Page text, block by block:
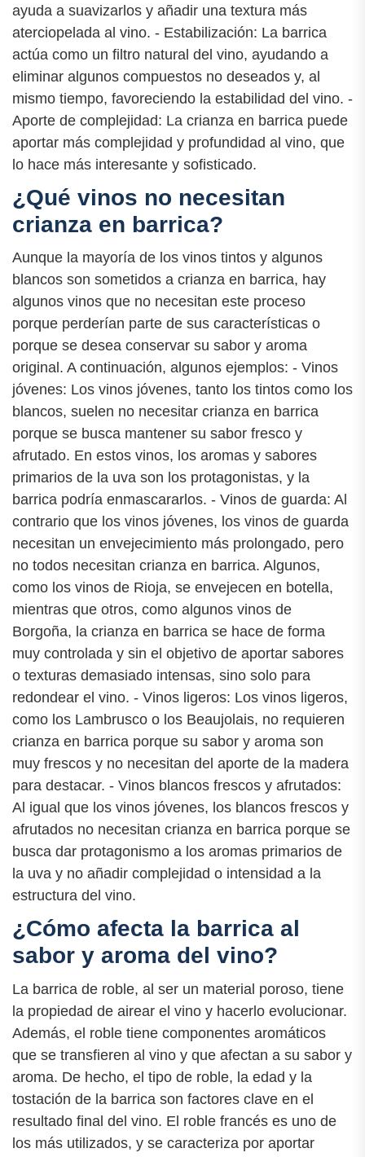
ayuda a suavizarlos y añadir una textura más
aterciopelada al vino. - Estabilización: La barrica
actúa como un filtro natural del vino, ayudando a
eliminar algunos compuestos no deseados y, al
mismo tiempo, favoreciendo la estabilidad del vino. -
Aporte de complejidad: La crianza en barrica puede
aportar más complejidad y profundidad al vino, que
lo hace más interesante y sofisticado.
¿Qué vinos no necesitan
crianza en barrica?
Aunque la mayoría de los vinos tintos y algunos
blancos son sometidos a crianza en barrica, hay
algunos vinos que no necesitan este proceso
porque perderían parte de sus características o
porque se desea conservar su sabor y aroma
original. A continuación, algunos ejemplos: - Vinos
jóvenes: Los vinos jóvenes, tanto los tintos como los
blancos, suelen no necesitar crianza en barrica
porque se busca mantener su sabor fresco y
afrutado. En estos vinos, los aromas y sabores
primarios de la uva son los protagonistas, y la
barrica podría enmascararlos. - Vinos de guarda: Al
contrario que los vinos jóvenes, los vinos de guarda
necesitan un envejecimiento más prolongado, pero
no todos necesitan crianza en barrica. Algunos,
como los vinos de Rioja, se envejecen en botella,
mientras que otros, como algunos vinos de
Borgoña, la crianza en barrica se hace de forma
muy controlada y sin el objetivo de aportar sabores
o texturas demasiado intensas, sino solo para
redondear el vino. - Vinos ligeros: Los vinos ligeros,
como los Lambrusco o los Beaujolais, no requieren
crianza en barrica porque su sabor y aroma son
muy frescos y no necesitan del aporte de la madera
para destacar. - Vinos blancos frescos y afrutados:
Al igual que los vinos jóvenes, los blancos frescos y
afrutados no necesitan crianza en barrica porque se
busca dar protagonismo a los aromas primarios de
la uva y no añadir complejidad o intensidad a la
estructura del vino.
¿Cómo afecta la barrica al
sabor y aroma del vino?
La barrica de roble, al ser un material poroso, tiene
la propiedad de airear el vino y hacerlo evolucionar.
Además, el roble tiene componentes aromáticos
que se transfieren al vino y que afectan a su sabor y
aroma. De hecho, el tipo de roble, la edad y la
tostación de la barrica son factores clave en el
resultado final del vino. El roble francés es uno de
los más utilizados, y se caracteriza por aportar